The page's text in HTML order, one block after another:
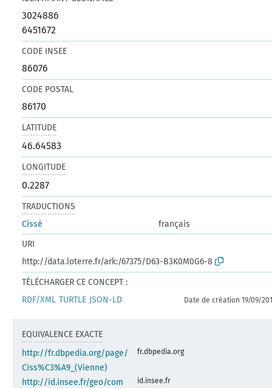
3024886
6451672
CODE INSEE
86076
CODE POSTAL
86170
LATITUDE
46.64583
LONGITUDE
0.2287
TRADUCTIONS
Cissé
français
URI
http://data.loterre.fr/ark:/67375/D63-B3K0M0G6-8
TÉLÉCHARGER CE CONCEPT :
RDF/XML TURTLE JSON-LD Date de création 19/09/
EQUIVALENCE EXACTE
http://fr.dbpedia.org/page/
Ciss%C3%A9_(Vienne)
fr.dbpedia.org
http://id.insee.fr/geo/com
id.insee.fr